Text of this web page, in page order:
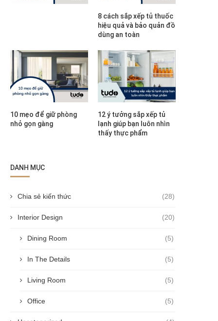
8 cách sắp xếp tủ thuốc
hiệu quả và bảo quản đồ
dùng an toàn
10 mẹo để giữ phòng
nhỏ gọn gàng
12 ý tưởng sắp xếp tủ
lạnh giúp bạn luôn nhìn
thấy thực phẩm
DANH MỤC
Chia sẻ kiến thức (28)
Interior Design (20)
Dining Room (5)
In The Details (5)
Living Room (5)
Office (5)